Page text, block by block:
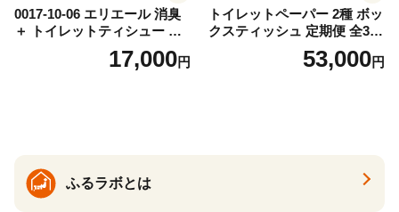
0017-10-06 エリエール 消臭
＋ トイレットティシュー し
っかり香るフレッシュクリア
の香り ダブル 12ロール×6パ
17,000円
トイレットペーパー 2種 ボッ
クスティッシュ 定期便 全3
回 日本製 まとめ買い 防災
常備品 日用雑貨 消耗品 生活
53,000円
ふるラボとは